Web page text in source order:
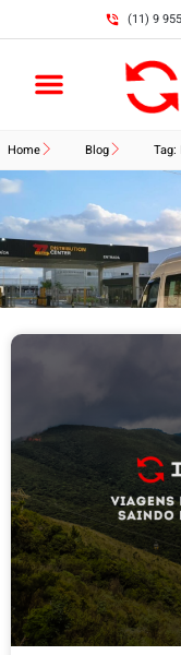
(11) 9
Home Blog Tag: